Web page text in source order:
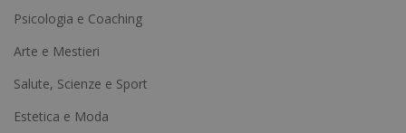
r
n
a
Psicologia e Coaching
Arte e Mestieri
Salute, Scienze e Sport
Estetica e Moda